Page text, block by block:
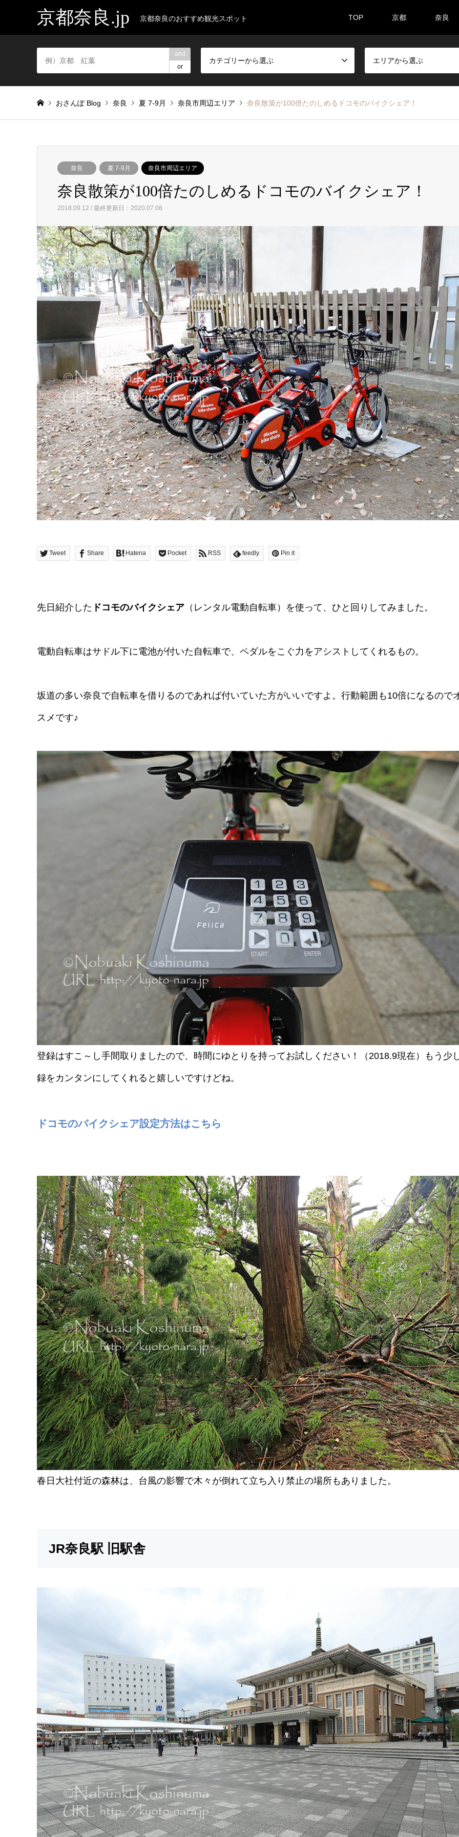
京都奈良.jp 京都奈良のおすすめ観光スポット TOP 京都 奈良
and
or
カテゴリーから選ぶ エリアから選ぶ
おさんぽ Blog 奈良 夏 7-9月 奈良市周辺エリア 奈良散策が100倍たのしめるドコモのバイクシェア！
奈良 夏 7-9月 奈良市周辺エリア
奈良散策が100倍たのしめるドコモのバイクシェア！
2018.09.12 / 最終更新日：2020.07.08
Tweet Share Hatena Pocket RSS feedly Pin it
先日紹介した ドコモのバイクシェア （レンタル電動自転車）を使って、ひと回りしてみました。
電動自転車はサドル下に電池が付いた自転車で、ペダルをこぐ力をアシストしてくれるもの。
坂道の多い奈良で自転車を借りるのであれば付いていた方がいいですよ。行動範囲も10倍になるので
スメです♪
登録はすこ～し手間取りましたので、時間にゆとりを持ってお試しください！（2018.9現在）もう少
録をカンタンにしてくれると嬉しいですけどね。
ドコモのバイクシェア設定方法はこちら
春日大社付近の森林は、台風の影響で木々が倒れて立ち入り禁止の場所もありました。
JR奈良駅 旧駅舎